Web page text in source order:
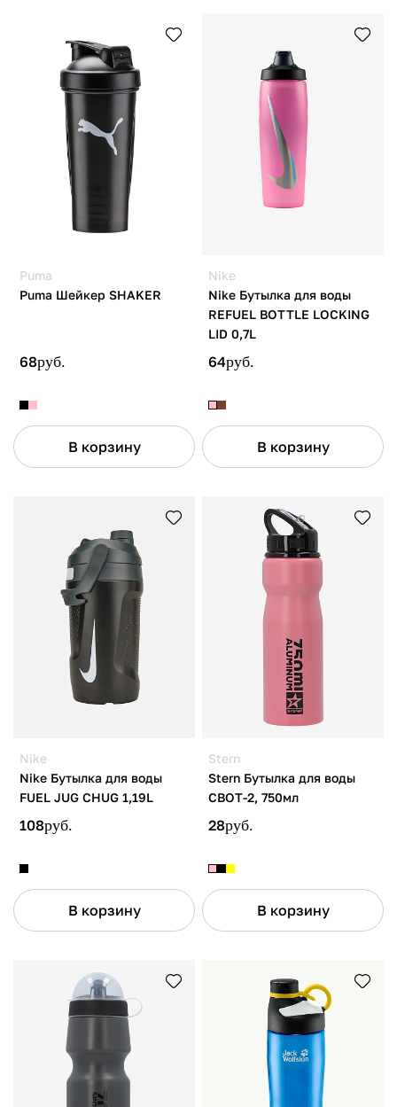
Puma
Puma Шейкер SHAKER
68руб.
В корзину
Nike
Nike Бутылка для воды
REFUEL BOTTLE LOCKING
LID 0,7L
64руб.
В корзину
Nike
Nike Бутылка для воды
FUEL JUG CHUG 1,19L
108руб.
В корзину
Stern
Stern Бутылка для воды
CBOT-2, 750мл
28руб.
В корзину